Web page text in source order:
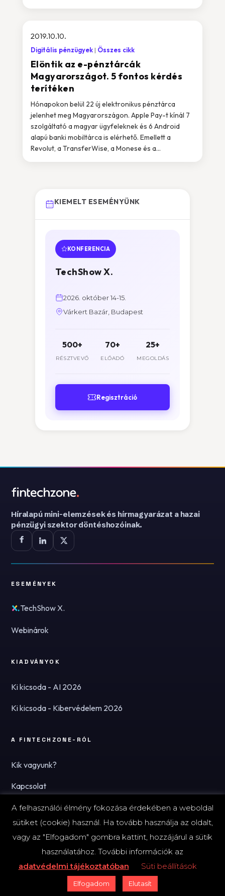
Elöntik az e-pénztárcák
Magyarországot. 5 fontos kérdés
terítéken
2019.10.10.
Digitális pénzügyek Összes cikk
Hónapokon belül 22 új elektronikus pénztárca
jelenhet meg Magyarországon. Apple Pay-t kínál 7
szolgáltató a magyar ügyfeleknek és 6 Android
alapú banki mobiltárca is elérhető. Emellett a
Revolut, a TransferWise, a Monese és a...
KIEMELT ESEMÉNYÜNK
KONFERENCIA
TechShow X.
2026. október 14-15.
Várkert Bazár, Budapest
500+
RÉSZTVEVŐ
70+
ELŐADÓ
25+
MEGOLDÁS
Regisztráció
Híralapú mini-elemzések és hírmagyarázat a hazai
pénzügyi szektor döntéshozóinak.
ESEMÉNYEK
TechShow X.
Webinárok
KIADVÁNYOK
Ki kicsoda - AI 2026
Ki kicsoda - Kibervédelem 2026
A FINTECHZONE-RÓL
Kik vagyunk?
Kapcsolat
Hírlevél
© 2026 FinTechZone.hu - A FinTech Group Kft.
Adatvédelmi tájékoztató (PDF)Süti-beállítások
A felhasználói élmény fokozása érdekében a weboldal
sütiket (cookie) használ. Ha tovább használja az oldalt,
vagy az "Elfogadom" gombra kattint, hozzájárul a sütik
használatához. További információk az
adatvédelmi tájékoztatóban
Süti beállítások
Elfogadom Elutasít